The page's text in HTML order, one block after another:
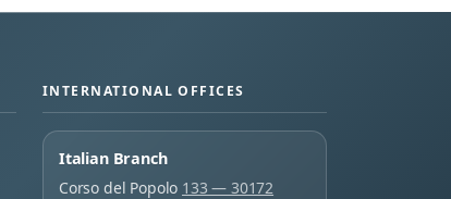
INTERNATIONAL OFFICES
Italian Branch
Corso del Popolo 133 — 30172